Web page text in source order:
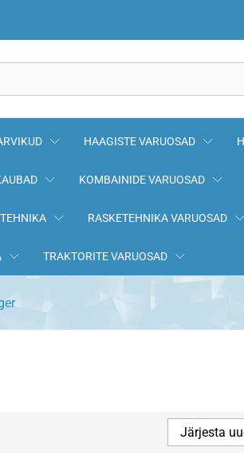
HAAGISTE VARUOSAD
KOMBAINIDE VARUOSAD
RASKETEHNIKA VARUOSAD
TRAKTORITE VARUOSAD
Järjesta